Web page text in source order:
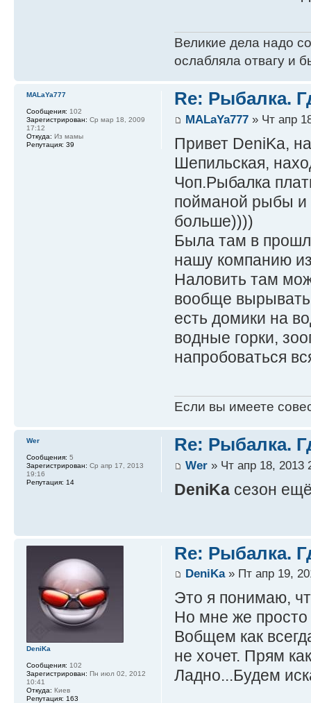
Великие дела надо
ослабляла отвагу и
Re: Рыбалка.
MALaYa777» Чт апр
Привет DeniKa,
Шепильская,
Чоп.Рыбалка
пойманой рыбы и
больше))))
Была там в
нашу компанию
Наловить там
вообще
есть домики на
водные горки,
напробоваться
Если вы имеете
MALaYa777
Сообщения: 102
Зарегистрирован: Ср мар 18, 2009
17:12
Откуда: Из мамы
Репутация: 39
Re: Рыбалка.
Wer» Чт апр 18, 2013
DeniKaсезон ещё
Wer
Сообщения: 5
Зарегистрирован: Ср апр 17, 2013
19:16
Репутация: 14
Re: Рыбалка.
DeniKa» Пт апр 19,
Это я понимаю,
Но мне же просто
Вобщем как
не хочет. Прям
Ладно...Будем
DeniKa
Сообщения: 102
Зарегистрирован: Пн июл 02, 2012
10:41
Откуда: Киев
Репутация: 163